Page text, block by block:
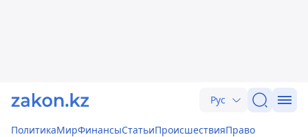
Рус
ПолитикаМирФинансыСтатьиПроисшествияПраво